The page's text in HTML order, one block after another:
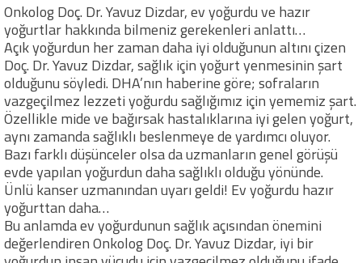
Onkolog Doç. Dr. Yavuz Dizdar, ev yoğurdu ve hazır
yoğurtlar hakkında bilmeniz gerekenleri anlattı…
Açık yoğurdun her zaman daha iyi olduğunun altını çizen
Doç. Dr. Yavuz Dizdar, sağlık için yoğurt yenmesinin şart
olduğunu söyledi. DHA’nın haberine göre; sofraların
vazgeçilmez lezzeti yoğurdu sağlığımız için yememiz şart.
Özellikle mide ve bağırsak hastalıklarına iyi gelen yoğurt,
aynı zamanda sağlıklı beslenmeye de yardımcı oluyor.
Bazı farklı düşünceler olsa da uzmanların genel görüşü
evde yapılan yoğurdun daha sağlıklı olduğu yönünde.
Ünlü kanser uzmanından uyarı geldi! Ev yoğurdu hazır
yoğurttan daha…
Bu anlamda ev yoğurdunun sağlık açısından önemini
değerlendiren Onkolog Doç. Dr. Yavuz Dizdar, iyi bir